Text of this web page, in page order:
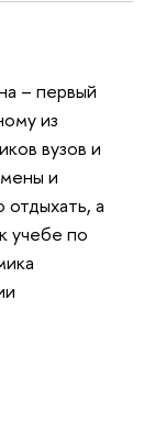
– первый
из
вузов и
и
а
учебе по